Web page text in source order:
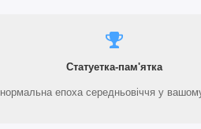
Статуетка-пам'ятка
нормальна епоха середньовіччя у